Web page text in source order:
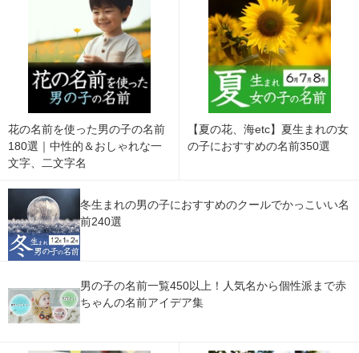
花の名前を使った男の子の名前
180選｜中性的＆おしゃれな一
文字、二文字名
【夏の花、海etc】夏生まれの女
の子におすすめの名前350選
冬生まれの男の子におすすめのクールでかっこいい名
前240選
男の子の名前一覧450以上！人気名から個性派まで赤
ちゃんの名前アイデア集